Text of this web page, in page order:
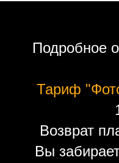
Подробное
Тариф
Возврат
Вы